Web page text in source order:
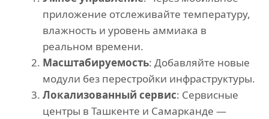
приложение отслеживайте температуру,
влажность и уровень аммиака в
реальном времени.
Масштабируемость: Добавляйте новые
модули без перестройки инфраструктуры.
Локализованный сервис: Сервисные
центры в Ташкенте и Самарканде —